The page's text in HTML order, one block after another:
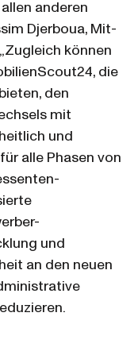
anderen
Djerboua, Mit-
können
die
den
mit
und
alle Phasen von
und
an den neuen